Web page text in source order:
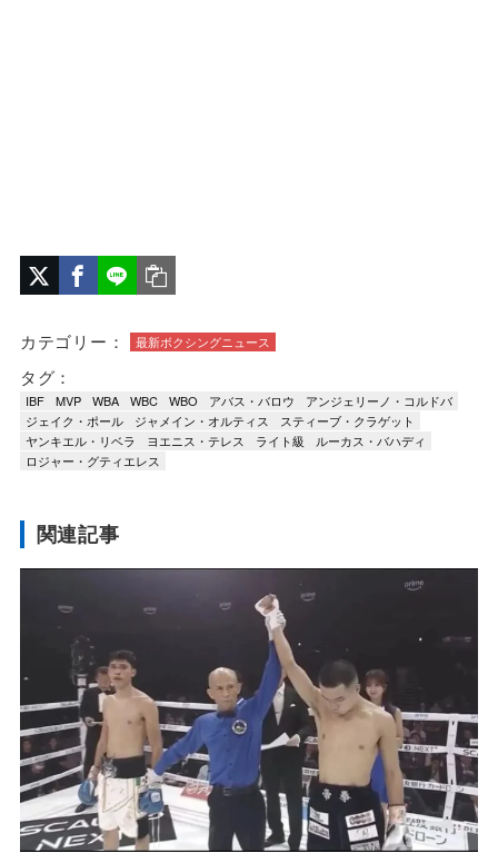
カテゴリー： 最新ボクシングニュース
タグ：
IBF MVP WBA WBC WBO アバス・バロウ
アンジェリーノ・コルドバ
ジェイク・ポール
ジャメイン・オルティス
スティーブ・クラゲット
ヤンキエル・リベラ
ヨエニス・テレス ライト級
ルーカス・バハディ
ロジャー・グティエレス
関連記事